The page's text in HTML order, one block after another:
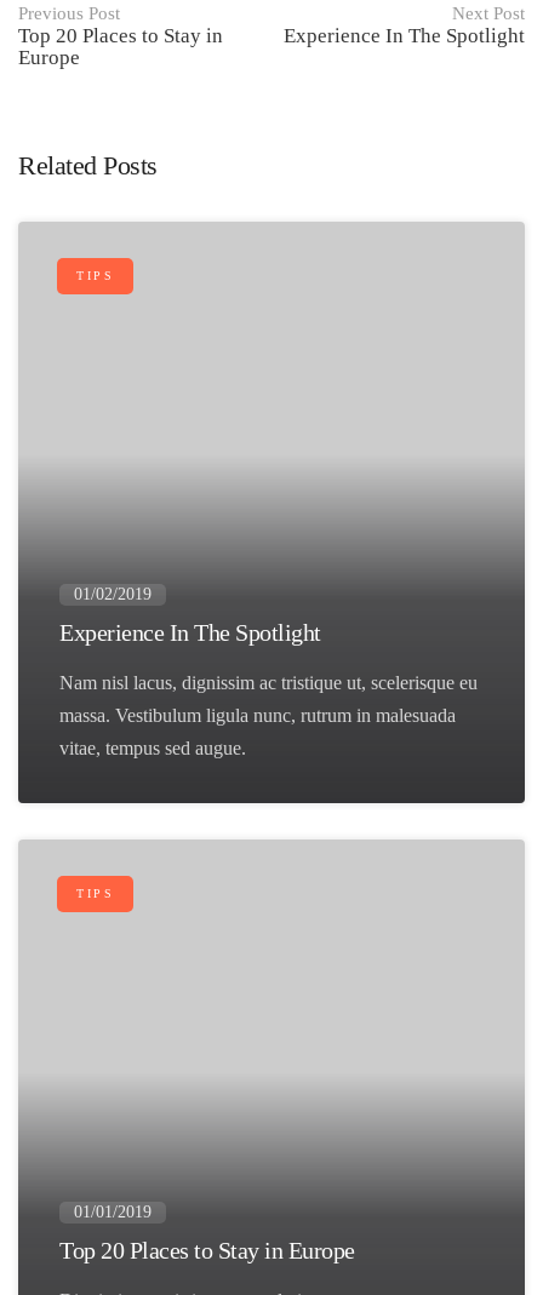
Post
navigation
Previous Post
Top 20 Places to Stay in
Europe
Next Post
Experience In The Spotlight
Related Posts
TIPS
01/02/2019
Experience In The Spotlight
Nam nisl lacus, dignissim ac tristique ut, scelerisque eu
massa. Vestibulum ligula nunc, rutrum in malesuada
vitae, tempus sed augue.
TIPS
01/01/2019
Top 20 Places to Stay in Europe